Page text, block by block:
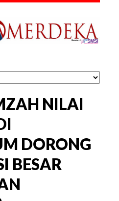
NILAI
DORONG
BESAR